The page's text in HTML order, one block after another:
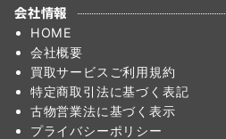
会社情報
HOME
会社概要
買取サービスご利用規約
特定商取引法に基づく表記
古物営業法に基づく表示
プライバシーポリシー